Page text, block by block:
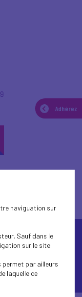
Adhérez
légales
naviguation sur
Sauf dans le
sur le site.
permet par ailleurs
laquelle ce